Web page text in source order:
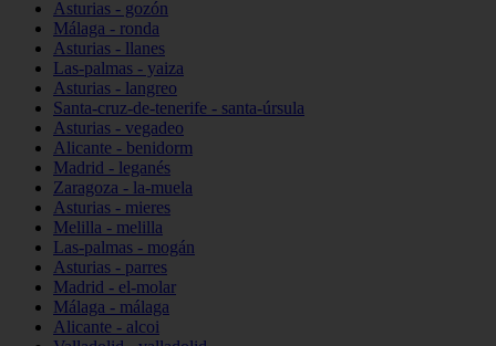
Asturias - gozón
Málaga - ronda
Asturias - llanes
Las-palmas - yaiza
Asturias - langreo
Santa-cruz-de-tenerife - santa-úrsula
Asturias - vegadeo
Alicante - benidorm
Madrid - leganés
Zaragoza - la-muela
Asturias - mieres
Melilla - melilla
Las-palmas - mogán
Asturias - parres
Madrid - el-molar
Málaga - málaga
Alicante - alcoi